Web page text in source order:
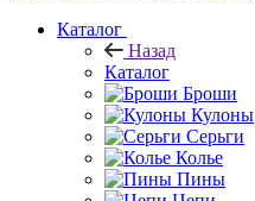
Каталог
Назад
Каталог
Броши
Кулоны
Серьги
Колье
Пины